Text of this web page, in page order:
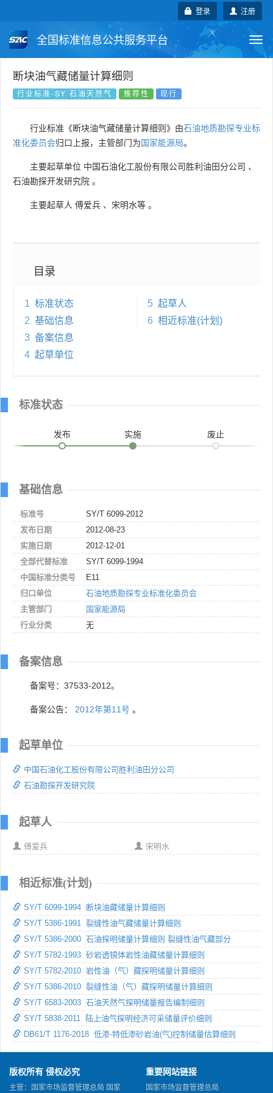
注册
登录
全国标准信息公共服务平台
国家标准 行业标准
国外标准 技术委员会
断块油气藏储量计算细则
行业标准-SY 石油天然气 推荐性 现行
行业标准《断块油气藏储量计算细则》由石油地质勘探专业标
准化委员会归口上报，主管部门为国家能源局。
主要起草单位 中国石油化工股份有限公司胜利油田分公司 、
石油勘探开发研究院 。
主要起草人 傅爱兵 、 宋明水等 。
目录
1 标准状态
2 基础信息
3 备案信息
4 起草单位
5 起草人
6 相近标准(计划)
标准状态
发布 实施 废止
基础信息
标准号
SY/T 6099-2012
发布日期
2012-08-23
实施日期
2012-12-01
全部代替标准
SY/T 6099-1994
中国标准分类号
E11
归口单位
石油地质勘探专业标准化委员会
主管部门
国家能源局
行业分类
无
备案信息
备案号：37533-2012。
备案公告： 2012年第11号 。
起草单位
中国石油化工股份有限公司胜利油田分公司
石油勘探开发研究院
起草人
傅爱兵 宋明水
相近标准(计划)
SY/T 6099-1994 断块油藏储量计算细则
SY/T 5386-1991 裂缝性油气藏储量计算细则
SY/T 5386-2000 石油探明储量计算细则 裂缝性油气藏部分
SY/T 5782-1993 砂岩透镜体岩性油藏储量计算细则
SY/T 5782-2010 岩性油（气）藏探明储量计算细则
SY/T 5386-2010 裂缝性油（气）藏探明储量计算细则
SY/T 6583-2003 石油天然气探明储量报告编制细则
SY/T 5838-2011 陆上油气探明经济可采储量评价细则
DB61/T 1176-2018 低渗-特低渗砂岩油(气)控制储量估算细则
版权所有 侵权必究
主管：国家市场监督管理总局 国家
重要网站链接
国家市场监督管理总局